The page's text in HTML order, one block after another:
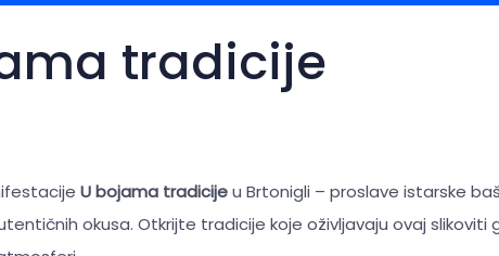
tradicije
U bojama tradicijeu Brtonigli – proslave istarske
okusa. Otkrijte tradicije koje oživljavaju ovaj slikoviti